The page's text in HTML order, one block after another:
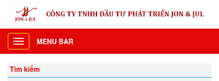
Toggle
navigation
MENU BAR
Tìm kiếm